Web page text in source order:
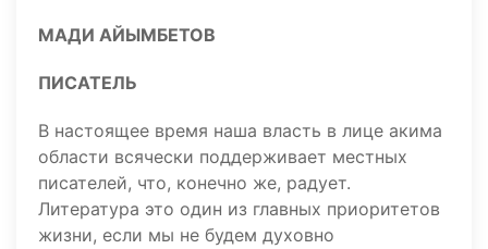
МАДИ АЙЫМБЕТОВ
ПИСАТЕЛЬ
В настоящее время наша власть в лице акима
области всячески поддерживает местных
писателей, что, конечно же, радует.
Литература это один из главных приоритетов
жизни, если мы не будем духовно